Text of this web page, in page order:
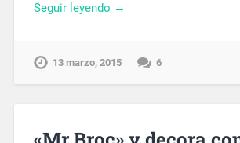
Seguir leyendo →
13 marzo, 2015 6